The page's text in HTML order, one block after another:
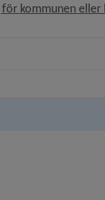
kommunen eller